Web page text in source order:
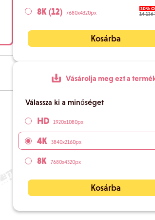
8K (12) 7680x4320px
30%
14 136
Kosárba
Vásárolja meg ezt a
Válassza ki a minőséget
HD 1920x1080px
4K 3840x2160px
8K 7680x4320px
Kosárba